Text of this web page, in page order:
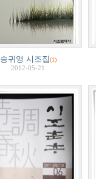
송귀영 시조집(1)
2012-05-21